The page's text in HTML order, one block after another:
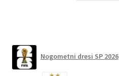
Nogometni dresi SP 2026